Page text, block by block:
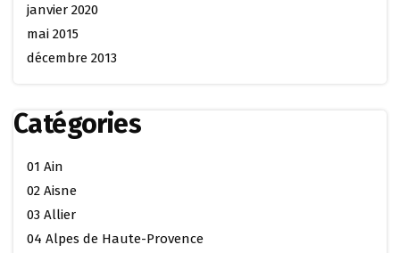
janvier 2020
mai 2015
décembre 2013
Catégories
01 Ain
02 Aisne
03 Allier
04 Alpes de Haute-Provence